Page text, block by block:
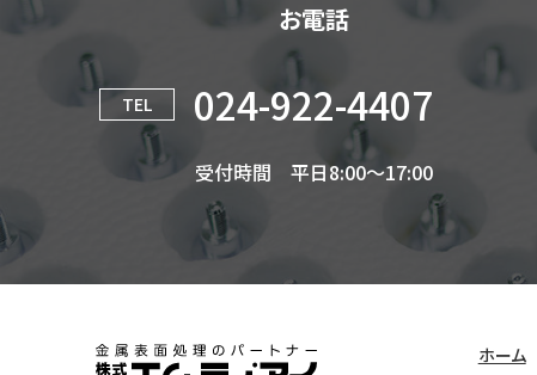
お電話
TEL 024-922-4407
受付時間 平日8:00～17:00
ホーム